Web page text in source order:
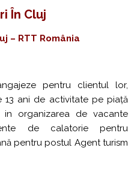
ÎN Cluj
– RTT România
pentru clientul lor,
13 ani de activitate pe piață
in organizarea de vacante
de calatorie pentru
pentru postul Agent turism